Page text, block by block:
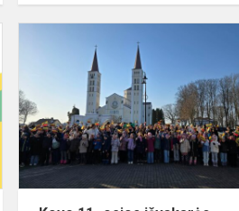
ugdymas:
mokymai
specialistams